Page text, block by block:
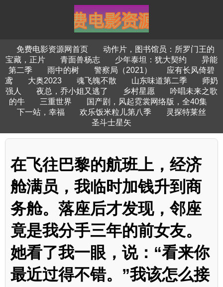
免费电影资源网首页
动作片，图书馆员：所罗门王的
宝藏，正片
青面兽杨志 少年泰坦：犹大契约
异能
第二季
雨中的树 警察局（2021）
应有长风倚碧
鸢
大奥2023 魂飞魄不散 山东味道第二季
师奶
强人
夜总，乔小姐又逃了 乡村星愿
吟唱未来之歌
的牛
三重世界
国产剧，风起霓裳网络版，全40集
下一站，幸福
欢乐饭米粒儿第八季
灵探特莱丝
圣斗士星矢
在飞往巴黎的航班上，经济
舱满员，我临时加钱升到商
务舱。落座后才发现，邻座
竟是我分手三年的前女友。
她看了我一眼，说：“看来你
最近过得不错。”我该怎么接